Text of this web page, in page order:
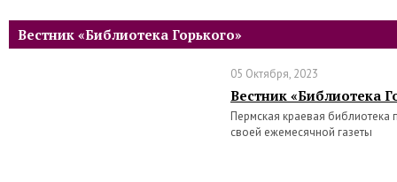
Вестник «Библиотека Горького»
05 Октября, 2023
Вестник «Библиотека
Пермская краевая
своей ежемесячной газеты